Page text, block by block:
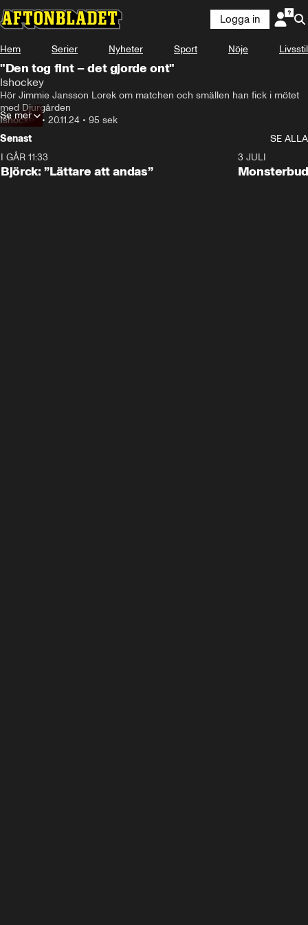
Logga in
Hem Serier Nyheter Sport Nöje Livsstil
"Den tog fint – det gjorde ont"
Ishockey
Hör Jimmie Jansson Lorek om matchen och smällen han fick i mötet
med Djurgården
Ishockey• 20.11.24 • 95 sek
Se mer
Senast
SE ALLA
I GÅR 11:33
Björck: ”Lättare att andas”
3 JULI